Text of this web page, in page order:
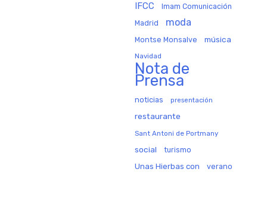
IFCC Imam Comunicación
Madrid moda
Montse Monsalve música
Navidad
Nota de
Prensa
noticias presentación
restaurante
Sant Antoni de Portmany
social turismo
Unas Hierbas con verano